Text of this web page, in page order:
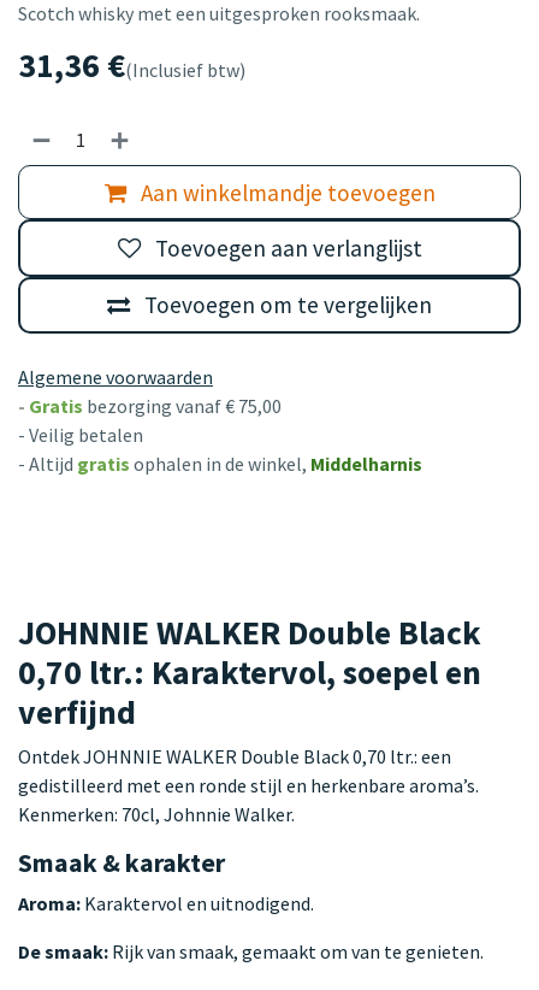
Scotch whisky met een uitgesproken rooksmaak.
31,36 €(Inclusief btw)
Aan winkelmandje toevoegen
Toevoegen om te vergelijken
Toevoegen aan verlanglijst
Algemene voorwaarden
- Gratis bezorging vanaf € 75,00
- Veilig betalen
- Altijd gratis ophalen in de winkel, Middelharnis
JOHNNIE WALKER Double Black
0,70 ltr.: Karaktervol, soepel en
verfijnd
Ontdek JOHNNIE WALKER Double Black 0,70 ltr.: een
gedistilleerd met een ronde stijl en herkenbare aroma’s.
Kenmerken: 70cl, Johnnie Walker.
Smaak & karakter
Aroma: Karaktervol en uitnodigend.
De smaak: Rijk van smaak, gemaakt om van te genieten.